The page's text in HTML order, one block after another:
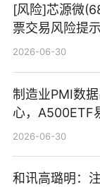
[风险]芯源微
票交易风险提
2026-06-30
制造业PMI数
心，A500ETF
（159361）昨
2026-06-30
和讯高璐明：